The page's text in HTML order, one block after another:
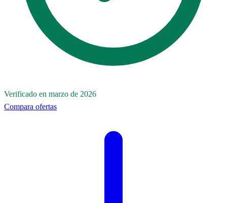
Verificado en marzo de 2026
Compara ofertas